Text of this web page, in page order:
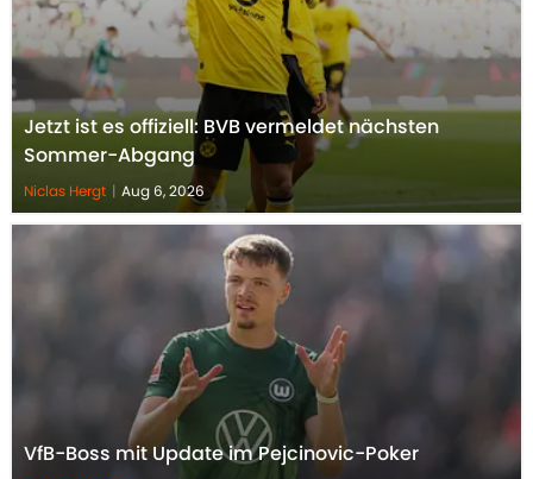
Jetzt ist es offiziell: BVB vermeldet nächsten
Sommer-Abgang
Niclas Hergt | Aug 6, 2026
VfB-Boss mit Update im Pejcinovic-Poker